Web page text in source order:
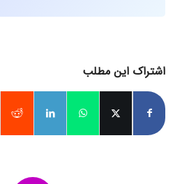
اشتراک این مطلب